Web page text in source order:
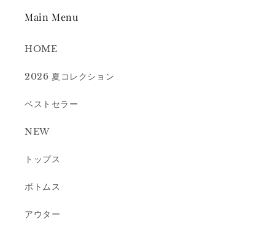
Main Menu
HOME
2026 夏コレクション
ベストセラー
NEW
トップス
ボトムス
アウター